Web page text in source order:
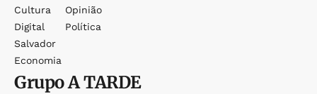
Cultura
Digital
Salvador
Economia
Opinião
Política
GrupoA TARDE